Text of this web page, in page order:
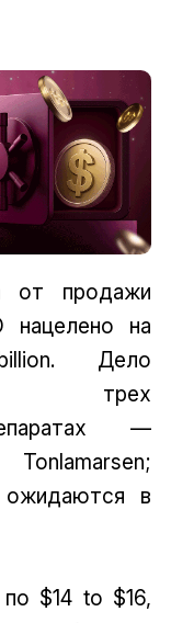
от продажи
нацелено на
Дело
трех
—
в
$14 to $16,